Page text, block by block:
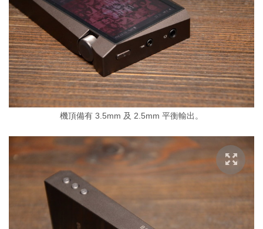
機頂備有 3.5mm 及 2.5mm 平衡輸出。